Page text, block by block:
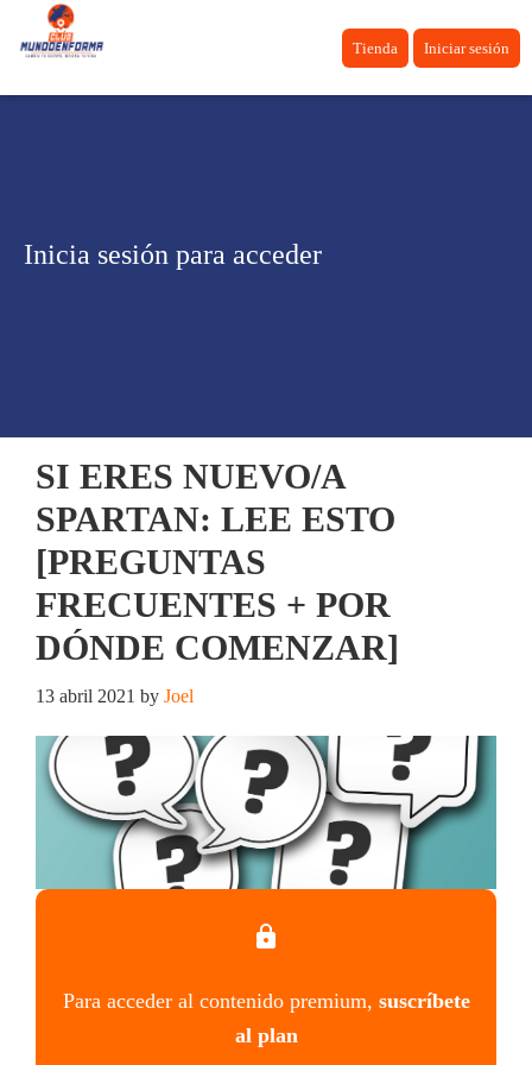
Tienda Iniciar sesión
Inicia sesión para acceder
SI ERES NUEVO/A
SPARTAN: LEE ESTO
[PREGUNTAS
FRECUENTES + POR
DÓNDE COMENZAR]
13 abril 2021 by Joel
Para acceder al contenido premium, suscríbete
al plan